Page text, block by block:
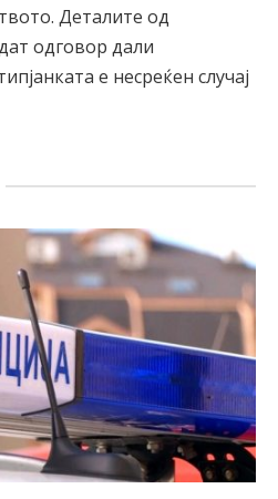
Деталите од
одговор дали
е несреќен случај